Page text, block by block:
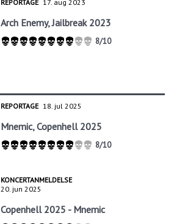
REPORTAGE 17. aug 2023
Arch Enemy, Jailbreak 2023
8/10
REPORTAGE 18. jul 2025
Mnemic, Copenhell 2025
8/10
KONCERTANMELDELSE
20. jun 2025
Copenhell 2025 - Mnemic